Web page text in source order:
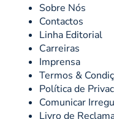
Sobre Nós
Contactos
Linha Editorial
Carreiras
Imprensa
Termos &
Política de
Comunicar
Livro de